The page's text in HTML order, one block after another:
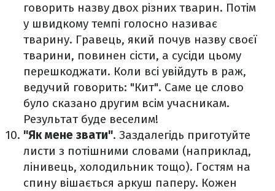
говорить назву двох різних тварин. Потім
у швидкому темпі голосно називає
тварину. Гравець, який почув назву своєї
тварини, повинен сісти, а сусіди цьому
перешкоджати. Коли всі увійдуть в раж,
ведучий говорить: "Кит". Саме це слово
було сказано другим всім учасникам.
Результат буде веселим!
"Як мене звати". Заздалегідь приготуйте
листи з потішними словами (наприклад,
лінивець, холодильник тощо). Гостям на
спину вішається аркуш паперу. Кожен